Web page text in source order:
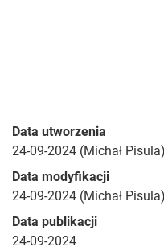
Data utworzenia
24-09-2024 (Michał Pisula)
Data modyfikacji
24-09-2024 (Michał Pisula)
Data publikacji
24-09-2024